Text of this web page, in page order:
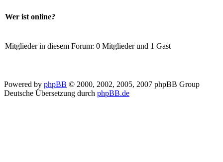
Wer ist online?
Mitglieder in diesem Forum: 0 Mitglieder und 1 Gast
Powered by phpBB © 2000, 2002, 2005, 2007 phpBB Group
Deutsche Übersetzung durch phpBB.de